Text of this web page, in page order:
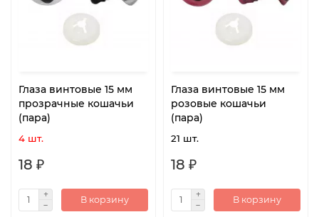
Глаза винтовые 15 мм
прозрачные кошачьи
(пара)
4 шт.
18 ₽
В корзину
Глаза винтовые 15 мм
розовые кошачьи
(пара)
21 шт.
18 ₽
В корзину